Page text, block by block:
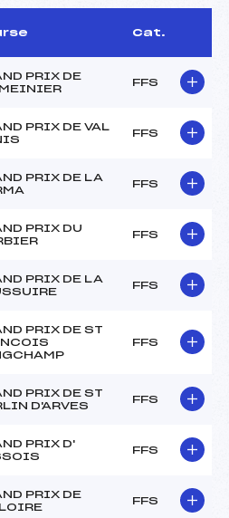
Cat.
PRIX DE
FFS
PRIX DE VAL
FFS
PRIX DE LA
FFS
PRIX DU
FFS
PRIX DE LA
FFS
PRIX DE ST
FFS
PRIX DE ST
D'ARVES
FFS
PRIX D'
FFS
PRIX DE
FFS